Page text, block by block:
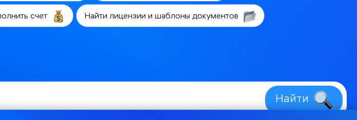
счет Найти лицензии и шаблоны документов
Найти